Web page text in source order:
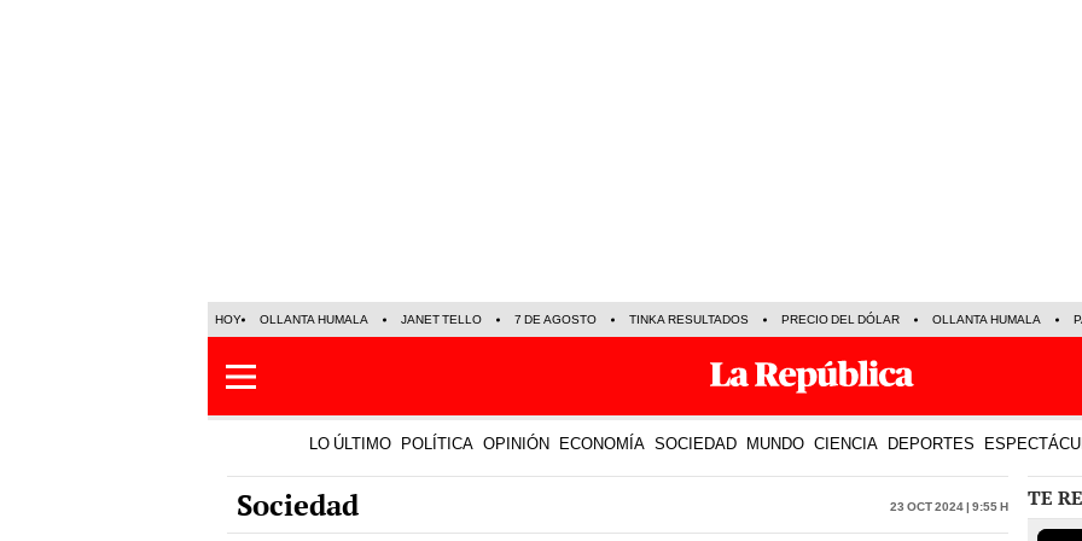
HOY OLLANTA HUMALA JANET TELLO 7 DE AGOSTO TINKA RESULTADOS PRECIO DEL DÓLAR OLLANTA HUMALA
LO ÚLTIMO POLÍTICA OPINIÓN ECONOMÍA SOCIEDAD MUNDO CIENCIA DEPORTES
Sociedad 23 Oct 2024 | 9:55 h TE